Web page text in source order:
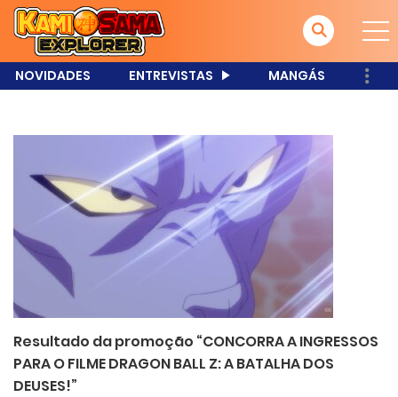
NOVIDADES ENTREVISTAS MANGÁS
Resultado da promoção “CONCORRA A INGRESSOS
PARA O FILME DRAGON BALL Z: A BATALHA DOS
DEUSES!”